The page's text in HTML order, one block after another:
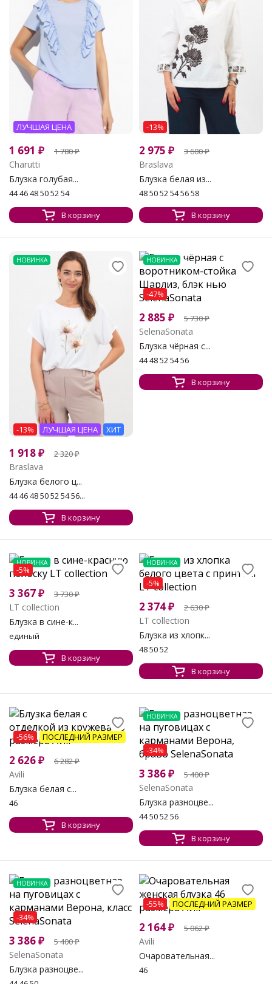
ЛУЧШАЯ ЦЕНА
1 691 ₽ 1 780₽
Charutti
Блузка голубая...
44 46 48 50 52 54
В корзину
-13%
2 975 ₽ 3 600₽
Braslava
Блузка белая из...
48 50 52 54 56 58
В корзину
НОВИНКА
-13% ЛУЧШАЯ ЦЕНА ХИТ
1 918₽ 2 320₽
Braslava
Блузка белого ц...
44 46 48 50 52 54 56...
В корзину
НОВИНКА
-47%
2 885 ₽ 5 730₽
SelenaSonata
Блузка чёрная с...
44 48 52 54 56
В корзину
НОВИНКА
-5%
3 367₽ 3 730₽
LT collection
Блузка в сине-к...
единый
В корзину
НОВИНКА
-5%
2 374₽ 2 630₽
LT collection
Блузка из хлопк...
48 50 52
В корзину
-56% ПОСЛЕДНИЙ РАЗМЕР
2 626₽ 6 282₽
Avili
Блузка белая с...
46
В корзину
НОВИНКА
-34%
3 386₽ 5 400₽
SelenaSonata
Блузка разноцве...
44 50 52 56
В корзину
НОВИНКА
-34%
3 386₽ 5 400₽
SelenaSonata
Блузка разноцве...
-55% ПОСЛЕДНИЙ РАЗМЕР
2 164₽ 5 062₽
Avili
Очаровательная...
46